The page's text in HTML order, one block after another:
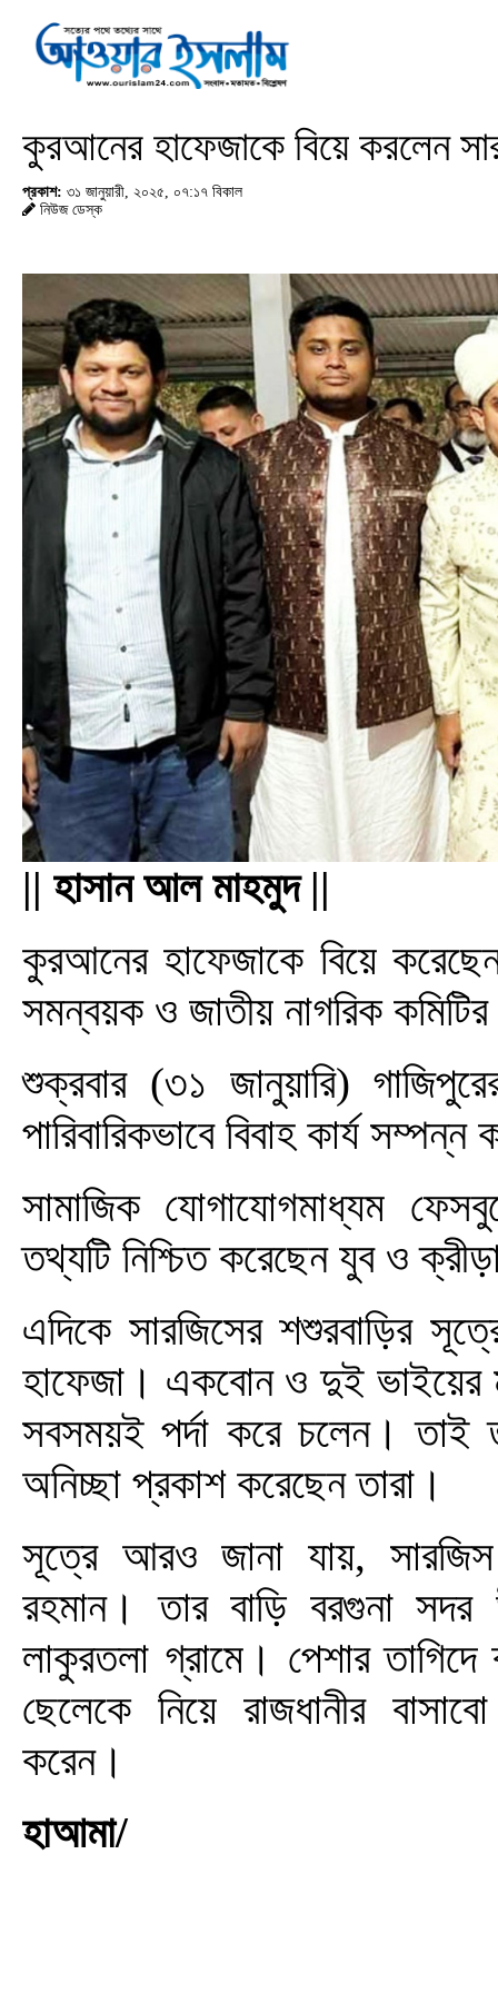
কুরআনের হাফেজাকে বিয়ে করলেন
প্রকাশ: ৩১ জানুয়ারী, ২০২৫, ০৭:১৭ বিকাল
নিউজ ডেস্ক
|| হাসান আল মাহমুদ ||
কুরআনের হাফেজাকে বিয়ে
সমন্বয়ক ও জাতীয় নাগরিক
শুক্রবার (৩১ জানুয়ারি)
পারিবারিকভাবে বিবাহ কার্য
সামাজিক যোগাযোগমাধ্যম
তথ্যটি নিশ্চিত করেছেন যুব ও
এদিকে সারজিসের শশুরবাড়ির
হাফেজা। একবোন ও দুই ভাইয়ের
সবসময়ই পর্দা করে চলেন। তাই
অনিচ্ছা প্রকাশ করেছেন তারা।
সূত্রে আরও জানা যায়,
রহমান। তার বাড়ি বরগুনা
লাকুরতলা গ্রামে। পেশার তাগিদে
ছেলেকে নিয়ে রাজধানীর
করেন।
হাআমা/